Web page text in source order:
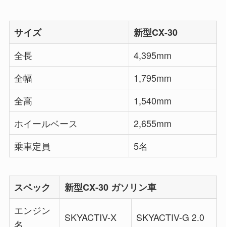
サイズ
新型CX-30
全長
4,395mm
全幅
1,795mm
全高
1,540mm
ホイールベース
2,655mm
乗車定員
5名
スペック
新型CX-30 ガソリン車
エンジン
名
SKYACTIV-X SKYACTIV-G 2.0